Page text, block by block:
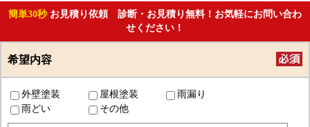
簡単30秒 お見積り依頼 診断・お見積り無料！お気軽にお問い合わ
せください！
希望内容
外壁塗装 屋根塗装
雨漏り
雨どい
その他